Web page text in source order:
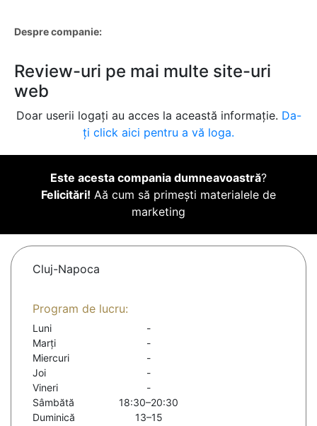
Despre companie:
Review-uri pe mai multe site-uri
web
Doar userii logați au acces la această informație. Da-
ți click aici pentru a vă loga.
Este acesta compania dumneavoastră?
Felicitări! Aă cum să primești materialele de
marketing
Cluj-Napoca
Program de lucru:
Luni
-
Marți
-
Miercuri
-
Joi
-
Vineri
-
Sâmbătă
18:30–20:30
Duminică
13–15